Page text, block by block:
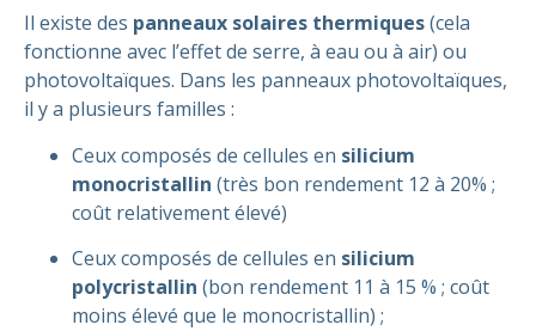
Il existe des panneaux solaires thermiques(cela
fonctionne avec l’effet de serre, à eau ou à air) ou
photovoltaïques. Dans les panneaux photovoltaïques,
il y a plusieurs familles :
Ceux composés de cellules en silicium
monocristallin (très bon rendement 12 à 20% ;
coût relativement élevé)
Ceux composés de cellules en silicium
polycristallin (bon rendement 11 à 15 % ; coût
moins élevé que le monocristallin) ;